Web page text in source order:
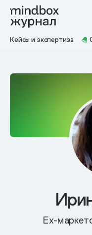
Кейсы и экспертиза
Еx-